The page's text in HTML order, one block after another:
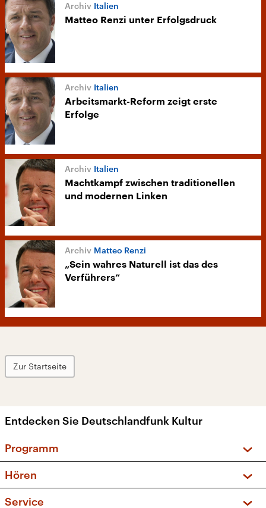
Italien
Matteo Renzi unter Erfolgsdruck
Italien
Arbeitsmarkt-Reform zeigt erste
Erfolge
Italien
Machtkampf zwischen traditionellen
und modernen Linken
Matteo Renzi
„Sein wahres Naturell ist das des
Verführers“
Zur Startseite
Entdecken Sie Deutschlandfunk Kultur
Programm
Sendungen und Podcasts
Hören
Service